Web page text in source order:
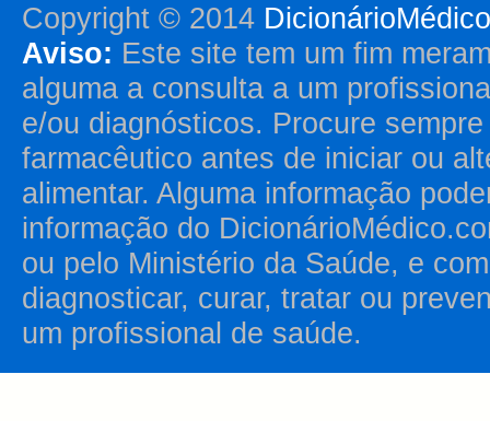
Copyright © 2014
Aviso: Este site tem um fim
alguma a consulta a um
e/ou diagnósticos. Procure
farmacêutico antes de iniciar ou
alimentar. Alguma informação
informação do
ou pelo Ministério da Saúde, e
diagnosticar, curar, tratar ou
um profissional de saúde.